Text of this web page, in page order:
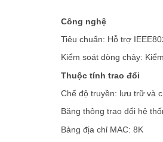
Công nghệ
Tiêu chuẩn: Hỗ trợ
Kiểm soát dòng chảy:
Thuộc tính trao đổi
Chế độ truyền: lưu trữ và
Băng thông trao đổi hệ
Bảng địa chỉ MAC: 8K